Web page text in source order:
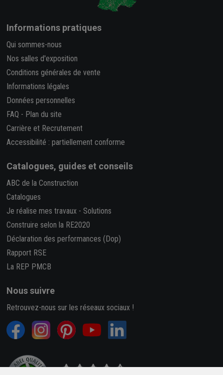
Informations pratiques
Qui sommes-nous
Nos salles d'exposition
Conditions générales de vente
Informations légales
Données personnelles
FAQ - Plan du site
Carrière et Recrutement
Accessibilité : partiellement conforme
Catalogues, guides et conseils
ABC de la Construction
Catalogues
Je réalise mes travaux - Solutions
Construire selon la RE2020
Déclaration des performances (Dop)
Rapport RSE
La REP PMCB
Nous suivre
Retrouvez-nous sur les réseaux sociaux !